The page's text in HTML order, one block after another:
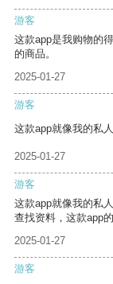
游客
这款app是我购物的
的商品。
2025-01-27
游客
这款app就像我的私
2025-01-27
游客
这款app就像我的私
查找资料，这款app
2025-01-27
游客